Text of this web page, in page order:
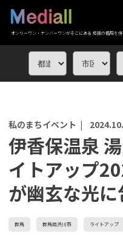
オンリーワン・ナンバーワンがそこにある 応援の循環を
私のまちイベント |
伊香保温泉
イトアップ
が幽玄な光に
群馬 群馬県渋川市 ライトアップ